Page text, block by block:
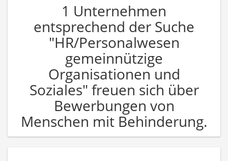
1 Unternehmen
entsprechend der Suche
"HR/Personalwesen
gemeinnützige
Organisationen und
Soziales" freuen sich über
Bewerbungen von
Menschen mit Behinderung.